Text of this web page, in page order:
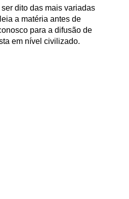
dito das mais variadas
a matéria antes de
para a difusão de
em nível civilizado.